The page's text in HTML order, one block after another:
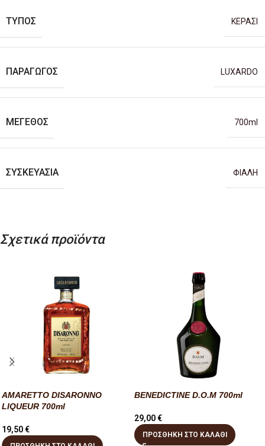
ΤΎΠΟΣ ΚΕΡΑΣΙ
ΠΑΡΑΓΩΓΌΣ LUXARDO
ΜΈΓΕΘΟΣ 700ml
ΣΥΣΚΕΥΑΣΊΑ ΦΙΑΛΗ
Σχετικά προϊόντα
AMARETTO DISARONNO
LIQUEUR 700ml
19,50€
BENEDICTINE D.O.M 700ml
29,00€
ΠΡΟΣΘΉΚΗ ΣΤΟ ΚΑΛΆΘΙ